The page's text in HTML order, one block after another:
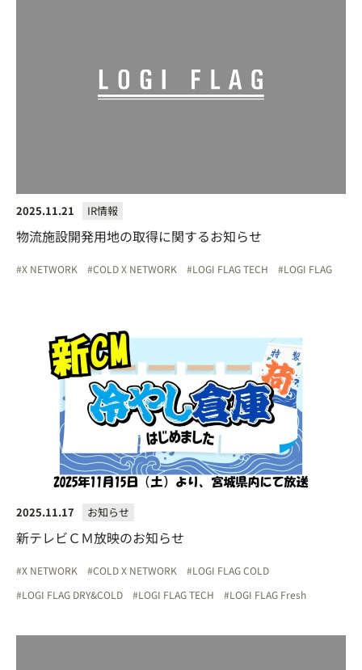
2025.11.21 IR情報
物流施設開発用地の取得に関するお知らせ
X NETWORK COLD X NETWORK LOGI FLAG TECH LOGI FLAG
2025.11.17 お知らせ
新テレビＣＭ放映のお知らせ
X NETWORK COLD X NETWORK
LOGI FLAG COLD
LOGI FLAG DRY&COLD
LOGI FLAG TECH LOGI FLAG Fresh